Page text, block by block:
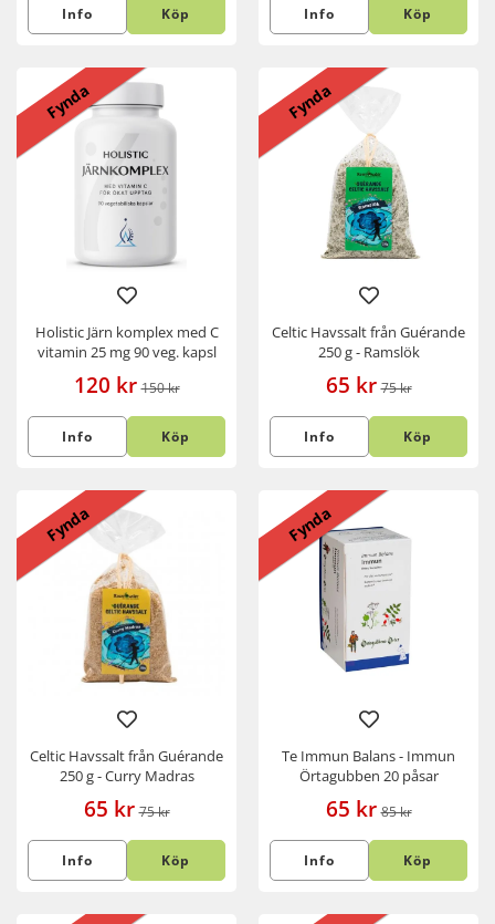
Info Köp Info Köp
Fynda
Holistic Järn komplex med C
vitamin 25 mg 90 veg. kapsl
120 kr 150 kr
Info Köp
Fynda
Celtic Havssalt från Guérande
250 g - Ramslök
65 kr 75 kr
Info Köp
Fynda
Celtic Havssalt från Guérande
250 g - Curry Madras
65 kr 75 kr
Info Köp
Fynda
Te Immun Balans - Immun
Örtagubben 20 påsar
65 kr 85 kr
Info Köp